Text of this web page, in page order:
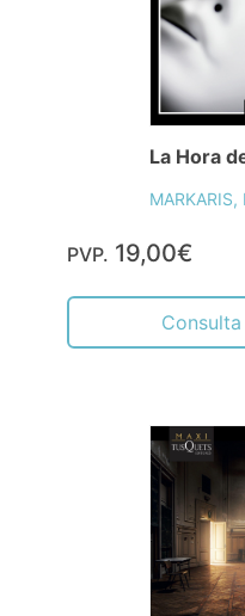
La Hora
MARKARIS,
PVP. 19,00€